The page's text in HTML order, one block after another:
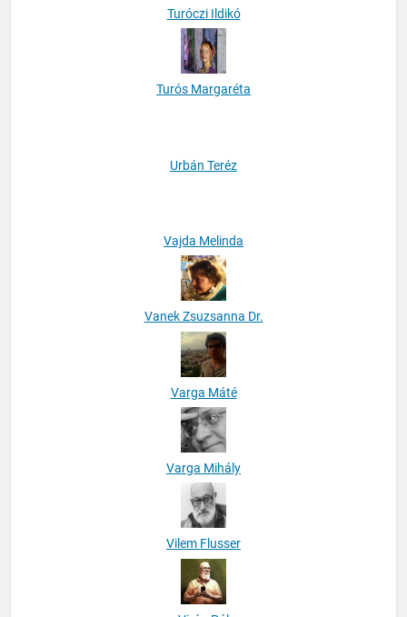
Turós Margaréta
Varga Máté
Varga Mihály
Vilem Flusser
Virág Pál
William Stanbury